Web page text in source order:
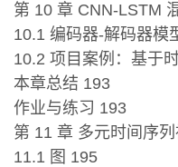
第 10 章 CNN-LSTM
10.1 编码器-解码器模
10.2 项目案例：基于
本章总结 193
作业与练习 193
第 11 章 多元时间序
11.1 图 195